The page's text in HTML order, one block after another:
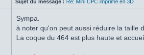
Sujet du message : Re: Mini CPC imprimé en 3D
Sympa.
à noter qu'on peut aussi réduire la taille
La coque du 464 est plus haute et